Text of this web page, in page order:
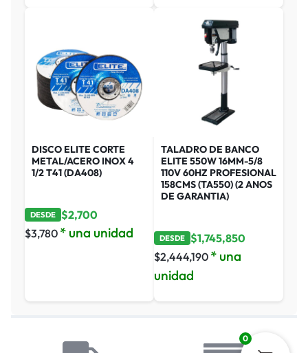
DISCO ELITE CORTE
METAL/ACERO INOX 4
1/2 T41 (DA408)
DESDE $2,700
$3,780 * una unidad
TALADRO DE BANCO
ELITE 550W 16MM-5/8
110V 60HZ PROFESIONAL
158CMS (TA550) (2 ANOS
DE GARANTIA)
DESDE $1,745,850
$2,444,190 * una
unidad
0